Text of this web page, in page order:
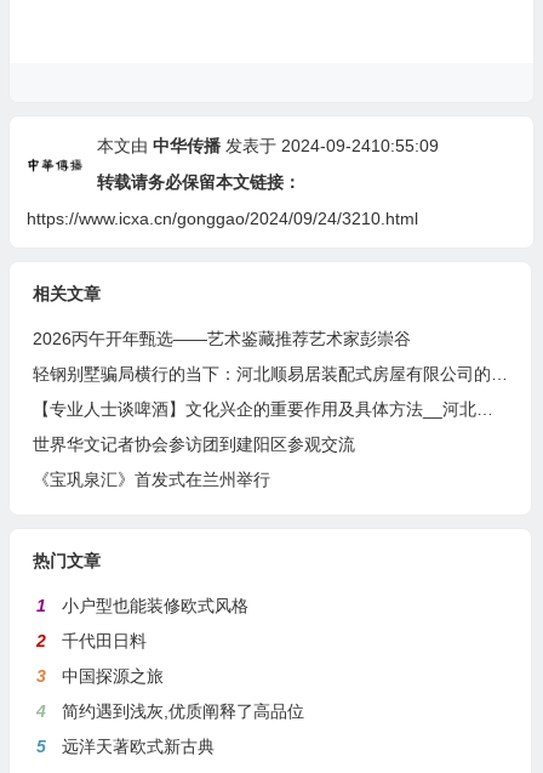
本文由 中华传播发表于 2024-09-2410:55:09
转载请务必保留本文链接：
https://www.icxa.cn/gonggao/2024/09/24/3210.html
相关文章
2026丙午开年甄选——艺术鉴藏推荐艺术家彭崇谷
【专业人士谈啤酒】文化兴企的重要作用及具体方法__河北燕南春酒业有限公司发展启示录
世界华文记者协会参访团到建阳区参观交流
《宝巩泉汇》首发式在兰州举行
热门文章
1
小户型也能装修欧式风格
2
千代田日料
3
中国探源之旅
4
简约遇到浅灰,优质阐释了高品位
5
远洋天著欧式新古典